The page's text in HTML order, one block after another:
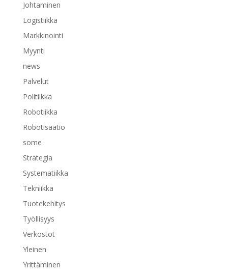
Johtaminen
Logistiikka
Markkinointi
Myynti
news
Palvelut
Politiikka
Robotiikka
Robotisaatio
some
Strategia
Systematiikka
Tekniikka
Tuotekehitys
Työllisyys
Verkostot
Yleinen
Yrittäminen